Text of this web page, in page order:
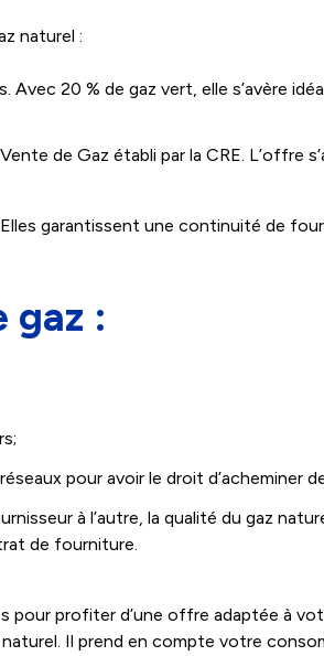
naturel :
20 % de gaz vert, elle s’avère
de Gaz établi par la CRE. L’offre
garantissent une continuité de
gaz :
pour avoir le droit d’acheminer
à l’autre, la qualité du gaz
de fourniture.
pour profiter d’une offre adaptée à
Il prend en compte votre